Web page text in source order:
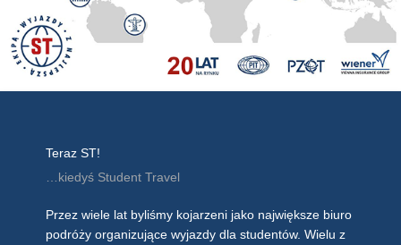
Teraz ST!
…kiedyś Student Travel
Przez wiele lat byliśmy kojarzeni jako największe biuro
podróży organizujące wyjazdy dla studentów. Wielu z